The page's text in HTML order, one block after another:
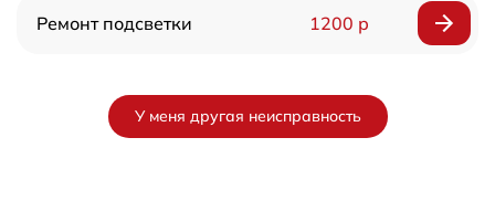
Ремонт подсветки 1200 р
У меня другая неисправность